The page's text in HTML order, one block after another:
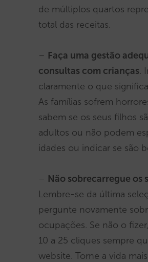
de múltiplos quartos
total das receitas.
– Faça uma gestão
consultas com crianças.
claramente o que
As famílias sofrem
sabem se os seus filhos
adultos ou não podem
idades ou indicar se são
– Não sobrecarregue os
Lembre-se da última
pergunte novamente
ocupações. Se não o
10 a 25 cliques sempre
website. Torne a vida